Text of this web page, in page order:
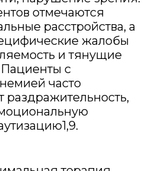
отмечаются
расстройства, а
жалобы
и тянущие
с
часто